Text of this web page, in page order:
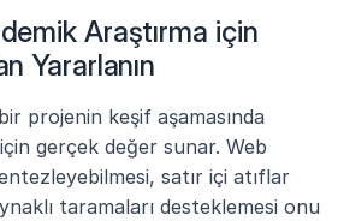
Araştırma için
Yararlanın
projenin keşif aşamasında
gerçek değer sunar. Web
satır içi atıflar
taramaları desteklemesi onu